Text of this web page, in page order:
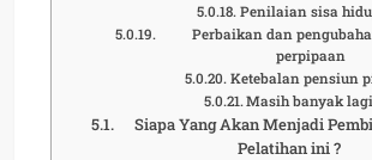
Penilaian sisa
Perbaikan dan
perpipaan
Ketebalan pensiun
Masih banyak lagi
Siapa Yang Akan Menjadi
Pelatihan ini ?